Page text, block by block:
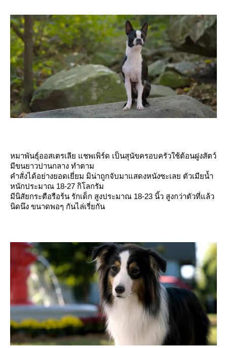
หมาพันธุ์ออสเตรเลีย แชพเพิร์ด เป็นสุนัขครอบครัวใช้ต้อนฝูงสัตว์
มีขนยาวปานกลาง ทำตาม
คำสั่งได้อย่างยอดเยี่ยม มิน่าถูกจับมาแสดงหนังซะเลย ตัวเมียน้ำ
หนักประมาณ 18-27 กิโลกรัม
มีนิสัยกระตือรือร้น รักเด็ก สูงประมาณ 18-23 นิ้ว สูงกว่าตัวที่แล้ว
นิดนึง ขนาดพอๆ กันไล่เรี่ยกัน